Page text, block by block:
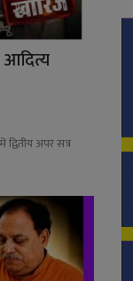
आदित्य
अपर सत्र